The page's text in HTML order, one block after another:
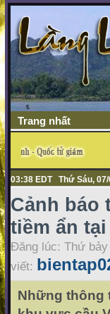
Trang nhất
03:38 EDT Thứ Sáu, 07/
Cảnh báo
tiềm ẩn
Đăng lúc: Thứ
viết:
Những thông